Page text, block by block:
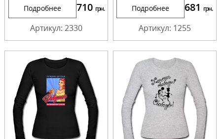
Подробнее 710 грн.
Артикул: 2330
Подробнее 681 грн.
Артикул: 1255